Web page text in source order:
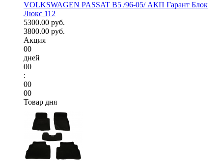
VOLKSWAGEN PASSAT B5 /96-05/ АКП Гарант Блок
Люкс 112
5300.00 руб.
3800.00 руб.
Акция
00
дней
00
:
00
00
Товар дня